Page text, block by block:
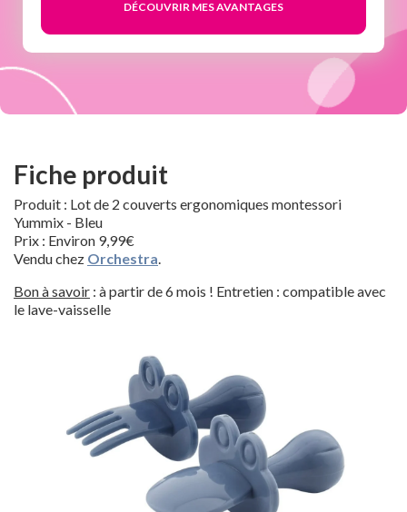
Fiche produit
Produit : Lot de 2 couverts ergonomiques montessori
Yummix - Bleu
Prix : Environ 9,99€
Vendu chez Orchestra
Bon à savoir : à partir de 6 mois ! Entretien : compatible avec
le lave-vaisselle